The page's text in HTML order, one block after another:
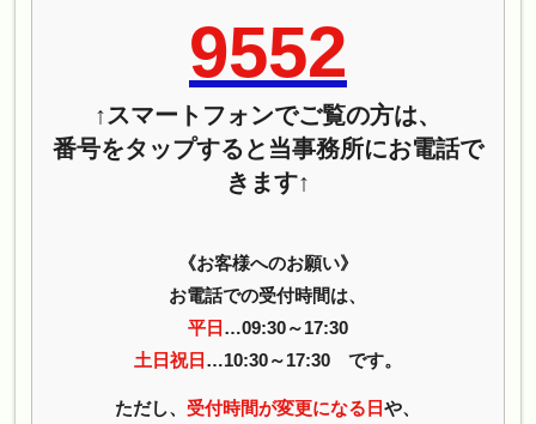
9552
↑スマートフォンでご覧の方は、
番号をタップすると当事務所にお電話で
きます↑
《お客様へのお願い》
お電話での受付時間は、
平日 …09:30～17:30
土日祝日 …10:30～17:30 です。
ただし、 受付時間が変更になる日や、